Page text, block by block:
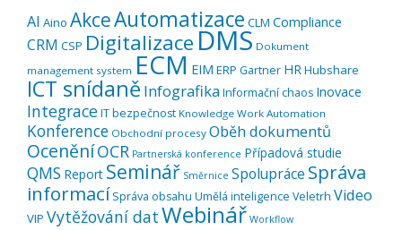
AI Aino AkceAutomatizace CLM Compliance
CRM CSP Digitalizace DMS Dokument
management system ECM EIM ERP Gartner HR Hubshare
ICT snídaně InfografikaInformační chaos Inovace
IntegraceIT bezpečnost Knowledge Work Automation
Konference Obchodní procesy Oběh dokumentů
OceněníOCR Partnerská konference Případová studie
QMS Report Seminář Směrnice Spolupráce Správa
informací Správa obsahu Umělá inteligence Veletrh Video
VIP Vytěžování datWebinář Workflow